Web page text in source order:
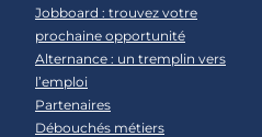
Jobboard : trouvez votre
prochaine opportunité
Alternance : un tremplin vers
l’emploi
Partenaires
Débouchés métiers